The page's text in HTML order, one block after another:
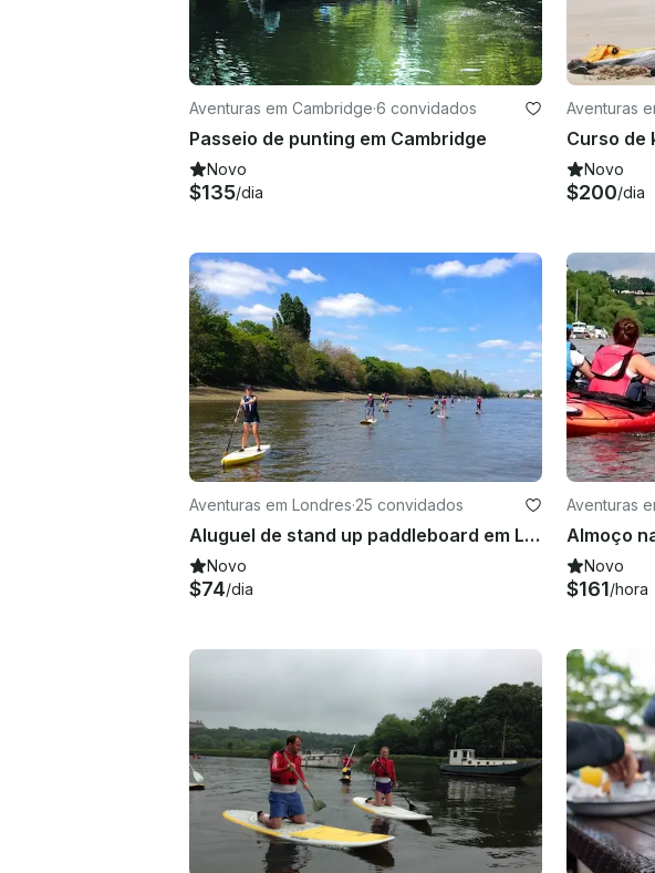
Aventuras em Cambridge·6 convidados
Passeio de punting em Cambridge
Novo
$135/dia
Aventuras
Novo
$200/dia
Aventuras em Londres·25 convidados
Aluguel de stand up paddleboard em Londres
Novo
$74/dia
Aventuras
Novo
$161/hora